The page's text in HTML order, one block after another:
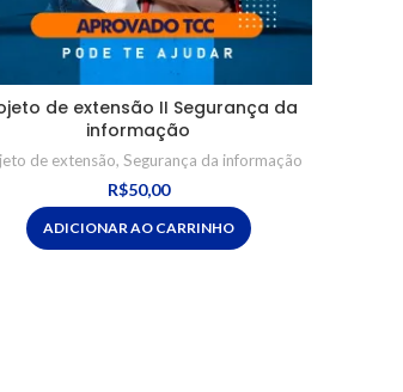
de extensão II Segurança da
informação
de extensão,Segurança da informação
R$50,00
ADICIONAR AO CARRINHO